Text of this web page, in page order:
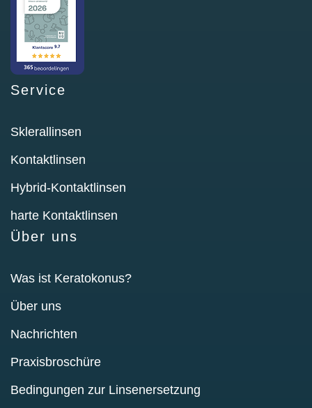
Service
Sklerallinsen
Kontaktlinsen
Hybrid-Kontaktlinsen
harte Kontaktlinsen
Über uns
Was ist Keratokonus?
Über uns
Nachrichten
Praxisbroschüre
Bedingungen zur Linsenersetzung